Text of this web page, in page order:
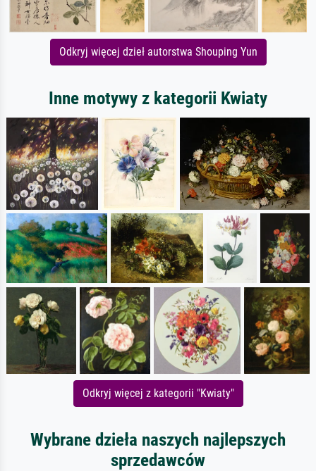
Odkryj więcej dzieł autorstwa Shouping Yun
Inne motywy z kategorii Kwiaty
Odkryj więcej z kategorii "Kwiaty"
Wybrane dzieła naszych najlepszych
sprzedawców